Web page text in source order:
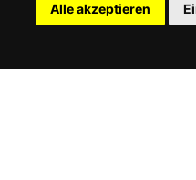
Alle akzeptieren